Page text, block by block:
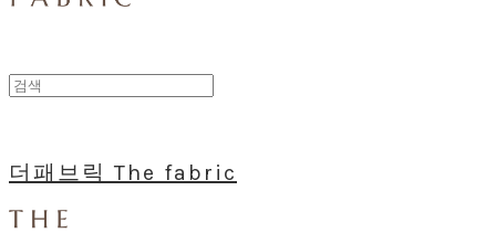
더패브릭 The fabric